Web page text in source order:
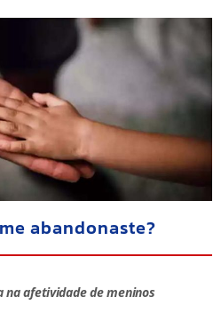
abandonaste?
na afetividade de meninos